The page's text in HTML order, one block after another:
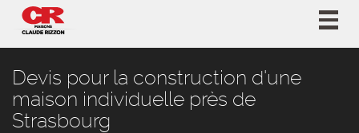
Devis pour la construction d'une
maison individuelle près de
Strasbourg